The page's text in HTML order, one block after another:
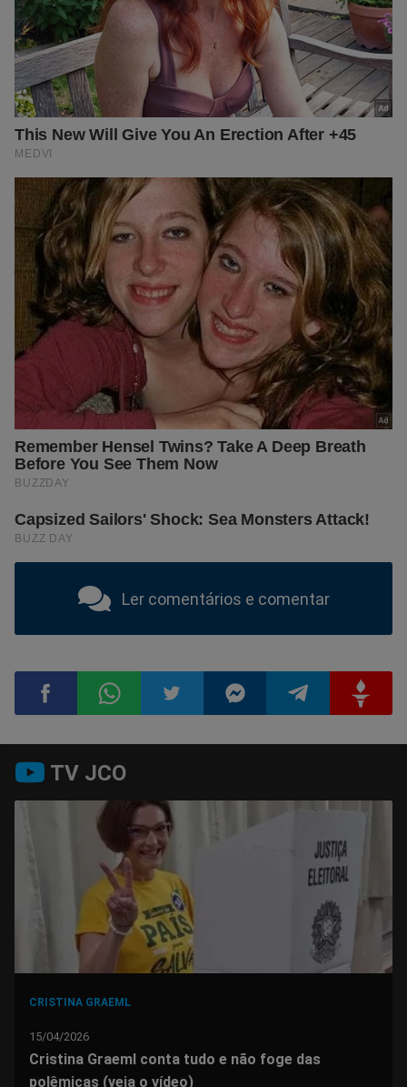
Ler comentários e comentar
Compartilhar
no
Facebook
no
Whatsapp
no
Twitter
no
no
Telegram
no
Gettr
TV JCO
CRISTINA GRAEML
15/04/2026
Cristina Graeml conta tudo e não foge das
polêmicas (veja o vídeo)